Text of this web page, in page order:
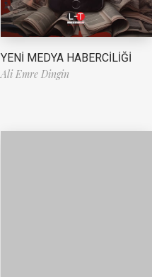
YENİ MEDYA HABERCİLİĞİ
Ali Emre Dingin